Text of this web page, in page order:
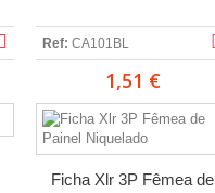
Ref: CA101BL
1,51 €
Ficha Xlr 3P Fêmea de